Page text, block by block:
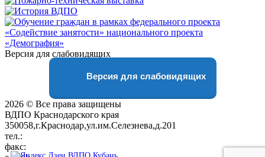
Версия для слабовидящих
Версия для слабовидящих
2026 © Все права защищены
ВДПО Краснодарского края
350058,г.Краснодар,ул.им.Селезнева,д.201
тел.:
факс: